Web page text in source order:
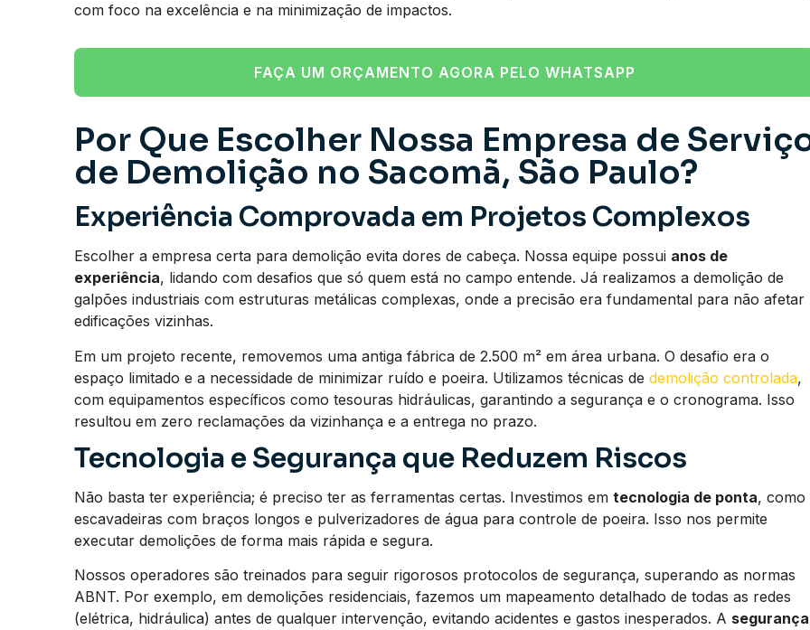
com foco na excelência e na minimização de impactos.
FAÇA UM ORÇAMENTO AGORA PELO WHATSAPP
Por Que Escolher Nossa Empresa de
de Demolição no Sacomã, São Paulo?
Experiência Comprovada em Projetos Complexos
Escolher a empresa certa para demolição evita dores de cabeça. Nossa equipe possui anos de
experiência, lidando com desafios que só quem está no campo entende. Já realizamos a demolição de
galpões industriais com estruturas metálicas complexas, onde a precisão era fundamental para não afetar
edificações vizinhas.
Em um projeto recente, removemos uma antiga fábrica de 2.500 m² em área urbana. O desafio era o
espaço limitado e a necessidade de minimizar ruído e poeira. Utilizamos técnicas de demolição controlada,
com equipamentos específicos como tesouras hidráulicas, garantindo a segurança e o cronograma. Isso
resultou em zero reclamações da vizinhança e a entrega no prazo.
Tecnologia e Segurança que Reduzem Riscos
Não basta ter experiência; é preciso ter as ferramentas certas. Investimos em tecnologia de ponta, como
escavadeiras com braços longos e pulverizadores de água para controle de poeira. Isso nos permite
executar demolições de forma mais rápida e segura.
Nossos operadores são treinados para seguir rigorosos protocolos de segurança, superando as normas
ABNT. Por exemplo, em demolições residenciais, fazemos um mapeamento detalhado de todas as redes
(elétrica, hidráulica) antes de qualquer intervenção, evitando acidentes e gastos inesperados. A segurança